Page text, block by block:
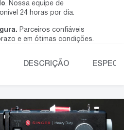
. Nossa equipe de
24 horas por dia.
Parceiros confiáveis
e em ótimas condições.
DESCRIÇÃO